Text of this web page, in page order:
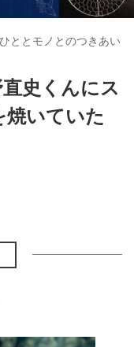
ととモノとのつきあい
史くんにス
焼いていた